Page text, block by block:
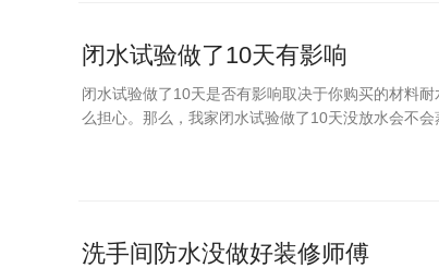
闭水试验做了10天有影响
闭水试验做了10天是否有影响取决于你购买的材料
么担心。那么，我家闭水试验做了10天没放水会不会
洗手间防水没做好装修师傅